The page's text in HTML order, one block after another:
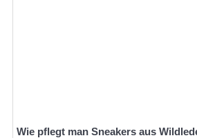
Wie pflegt man Sneakers aus